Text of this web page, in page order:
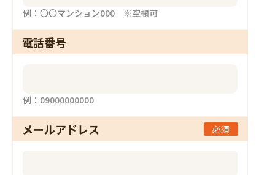
例：〇〇マンション000 ※空欄可
電話番号
例：09000000000
メールアドレス 必須